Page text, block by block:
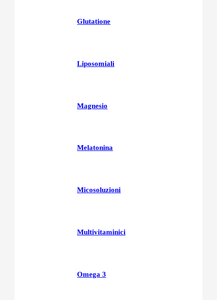
Glutatione
Liposomiali
Magnesio
Melatonina
Micosoluzioni
Multivitaminici
Omega 3